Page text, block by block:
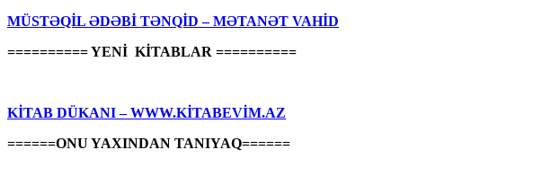
MÜSTƏQİL ƏDƏBİ TƏNQİD – MƏTANƏT VAHİD
========== YENİ KİTABLAR ==========
KİTAB DÜKANI – WWW.KİTABEVİM.AZ
======ONU YAXINDAN TANIYAQ======